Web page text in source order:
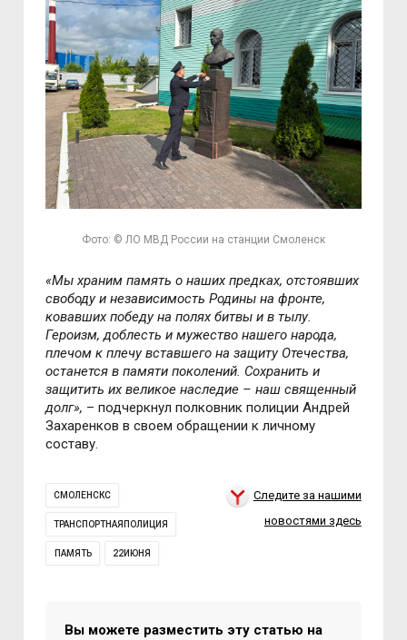
Фото: © ЛО МВД России на станции Смоленск
«Мы храним память о наших предках, отстоявших
свободу и независимость Родины на фронте,
ковавших победу на полях битвы и в тылу.
Героизм, доблесть и мужество нашего народа,
плечом к плечу вставшего на защиту Отечества,
останется в памяти поколений. Сохранить и
защитить их великое наследие – наш священный
долг», – подчеркнул полковник полиции Андрей
Захаренков в своем обращении к личному
составу.
СМОЛЕНСКС
ТРАНСПОРТНАЯПОЛИЦИЯ
ПАМЯТЬ 22ИЮНЯ
Следите за нашими
новостями здесь
Вы можете разместить эту статью на